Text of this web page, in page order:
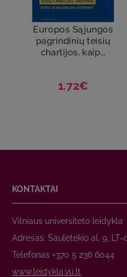
Europos Sąjungos
pagrindinių teisių
chartijos, kaip...
1.72€
KONTAKTAI
Vilniaus universiteto leidykla
Adresas: Saulėtekio al. 9, LT-
Telefonas +370 5 236 6044
www.leidykla.vu.lt